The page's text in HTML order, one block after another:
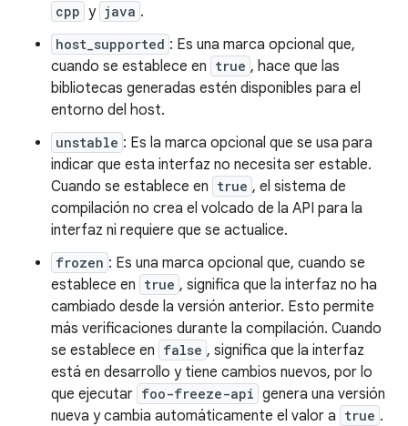
cpp y java .
host_supported : Es una marca opcional que,
cuando se establece en true , hace que las
bibliotecas generadas estén disponibles para el
entorno del host.
unstable : Es la marca opcional que se usa para
indicar que esta interfaz no necesita ser estable.
Cuando se establece en true , el sistema de
compilación no crea el volcado de la API para la
interfaz ni requiere que se actualice.
frozen : Es una marca opcional que, cuando se
establece en true , significa que la interfaz no ha
cambiado desde la versión anterior. Esto permite
más verificaciones durante la compilación. Cuando
se establece en false , significa que la interfaz
está en desarrollo y tiene cambios nuevos, por lo
que ejecutar foo-freeze-api genera una versión
nueva y cambia automáticamente el valor a true .